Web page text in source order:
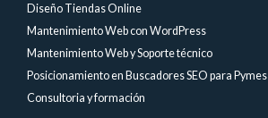
Diseño Tiendas Online
Mantenimiento Web con WordPress
Mantenimiento Web y Soporte técnico
Posicionamiento en Buscadores SEO para Pymes
Consultoria y formación